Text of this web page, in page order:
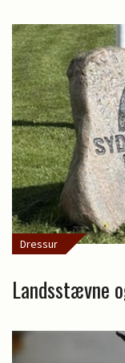
Dressur
Landsstævne